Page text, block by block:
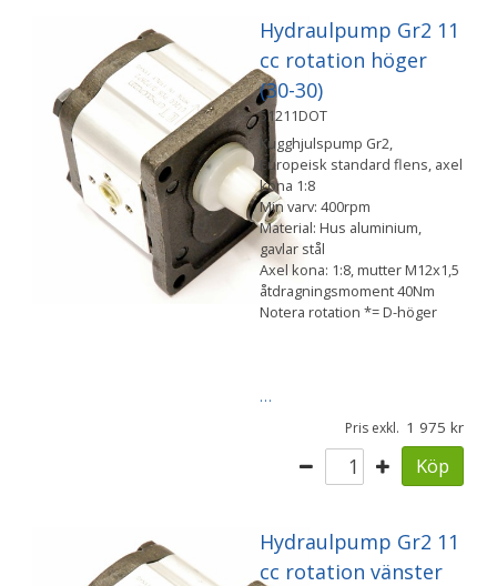
Hydraulpump Gr2 11
cc rotation höger
(30-30)
51211DOT
Kugghjulspump Gr2,
Europeisk standard flens, axel
kona 1:8
Min varv: 400rpm
Material: Hus aluminium,
gavlar stål
Axel kona: 1:8, mutter M12x1,5
åtdragningsmoment 40Nm
Notera rotation *= D-höger
…
Pris exkl. 1 975
Köp
Hydraulpump Gr2 11
cc rotation vänster